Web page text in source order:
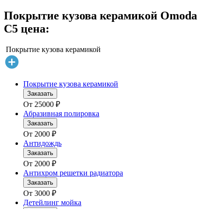
Покрытие кузова керамикой Omoda
C5 цена:
Покрытие кузова керамикой
Покрытие кузова керамикой
Заказать
От 25000 ₽
Абразивная полировка
Заказать
От 2000 ₽
Антидождь
Заказать
От 2000 ₽
Антихром решетки радиатора
Заказать
От 3000 ₽
Детейлинг мойка